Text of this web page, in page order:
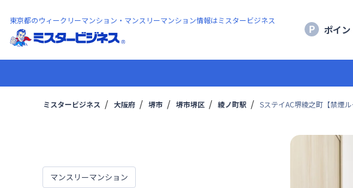
東京都のウィークリーマンション・マンスリーマンション情報はミスタービジネス
ポイ
ミスタービジネス 大阪府 堺市 堺市堺区 綾ノ町駅 SステイAC堺綾之町【禁煙
マンスリーマンション